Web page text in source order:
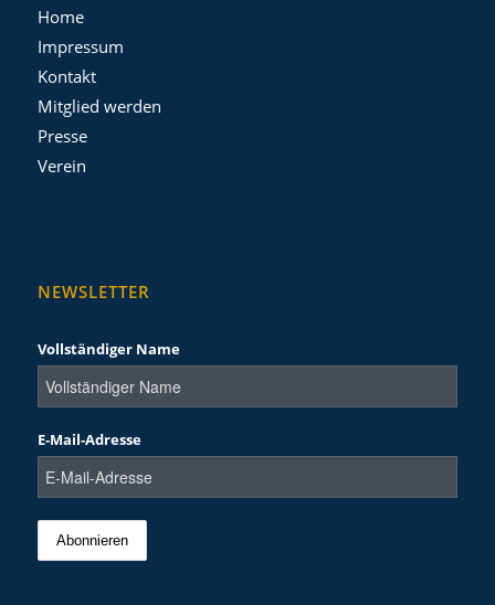
Home
Impressum
Kontakt
Mitglied werden
Presse
Verein
NEWSLETTER
Vollständiger Name
E-Mail-Adresse